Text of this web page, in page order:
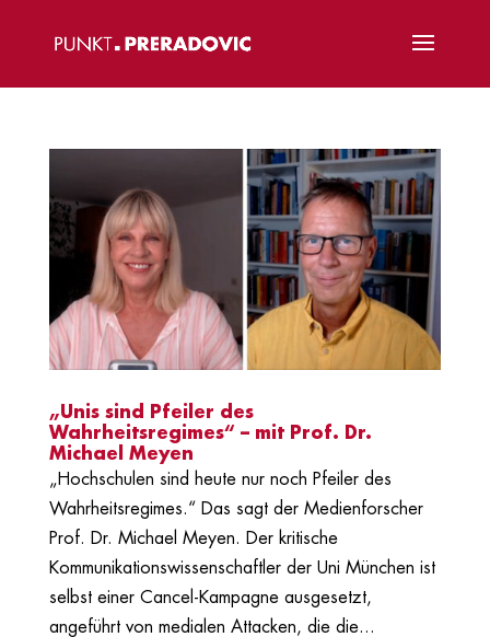
„Unis sind Pfeiler des
Wahrheitsregimes“ – mit Prof. Dr.
Michael Meyen
„Hochschulen sind heute nur noch Pfeiler des
Wahrheitsregimes.“ Das sagt der Medienforscher
Prof. Dr. Michael Meyen. Der kritische
Kommunikationswissenschaftler der Uni München ist
selbst einer Cancel-Kampagne ausgesetzt,
angeführt von medialen Attacken, die die...